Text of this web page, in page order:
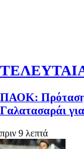
ΠΑΟΚ: Πρόταση-
Γαλατασαράι
πριν 9 λεπτά